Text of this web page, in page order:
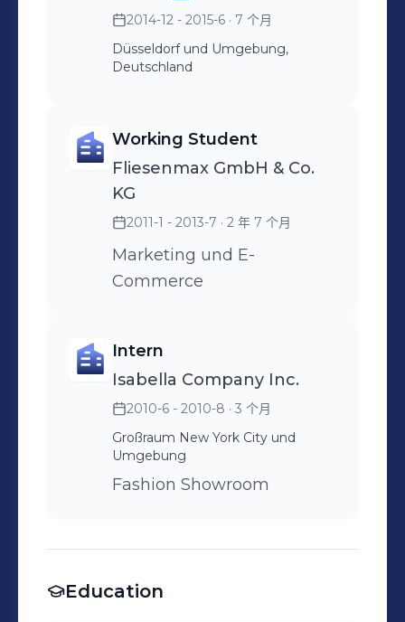
2014-12 - 2015-6 · 7 个月
Düsseldorf und Umgebung,
Deutschland
Working Student
Fliesenmax GmbH & Co.
KG
2011-1 - 2013-7 · 2 年 7 个月
Marketing und E-
Commerce
Intern
Isabella Company Inc.
2010-6 - 2010-8 · 3 个月
Großraum New York City und
Umgebung
Fashion Showroom
Education